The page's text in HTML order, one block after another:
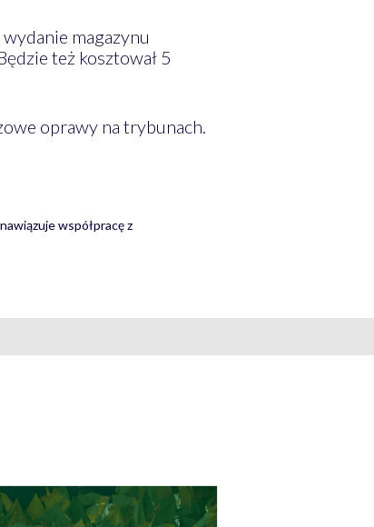
magazynu
też kosztował 5
oprawy na trybunach.
współpracę z